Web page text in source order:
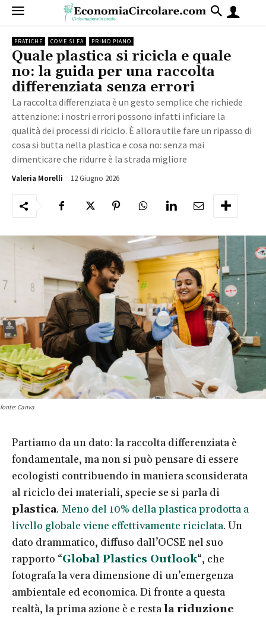
PRATICHE COME SI FA PRIMO PIANO
Quale plastica si ricicla e quale
no: la guida per una raccolta
differenziata senza errori
La raccolta differenziata è un gesto semplice che richiede
attenzione: i nostri errori possono infatti inficiare la
qualità dei processi di riciclo. È allora utile fare un ripasso di
cosa si butta nella plastica e cosa no: senza mai
dimenticare che ridurre è la strada migliore
Valeria Morelli 12 Giugno 2026
fonte: Canva
Partiamo da un dato: la raccolta differenziata è
fondamentale, ma non si può pensare di essere
ecologisti contribuendo in maniera sconsiderata
al riciclo dei materiali, specie se si parla di
plastica. Meno del 10% della plastica prodotta a
livello globale viene effettivamente riciclata. Un
dato drammatico, diffuso dall’OCSE nel suo
rapporto “Global Plastics Outlook“, che
fotografa la vera dimensione di un’emergenza
ambientale ed economica. Di fronte a questa
realtà, la prima azione è e restala riduzione